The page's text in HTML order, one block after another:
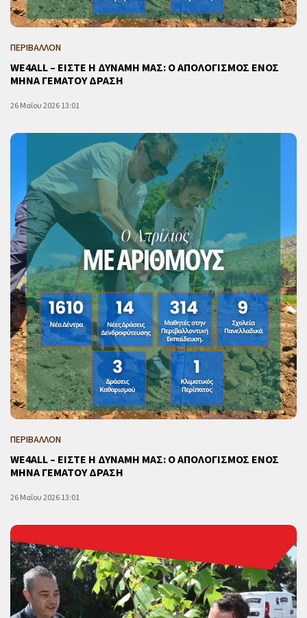
ΠΕΡΙΒΑΛΛΟΝ
WE4ALL – ΕΙΣΤΕ Η ΔΥΝΑΜΗ ΜΑΣ: Ο ΑΠΟΛΟΓΙΣΜΟΣ ΕΝΟΣ
ΜΗΝΑ ΓΕΜΑΤΟΥ ΔΡΑΣΗ
26 Μαΐου 2026 13:01
ΠΕΡΙΒΑΛΛΟΝ
WE4ALL – ΕΙΣΤΕ Η ΔΥΝΑΜΗ ΜΑΣ: Ο ΑΠΟΛΟΓΙΣΜΟΣ ΕΝΟΣ
ΜΗΝΑ ΓΕΜΑΤΟΥ ΔΡΑΣΗ
26 Μαΐου 2026 13:01